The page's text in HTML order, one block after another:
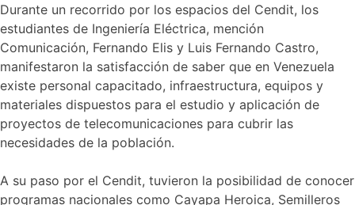
de
telecomunicaciones
Durante un recorrido por los espacios del Cendit, los
estudiantes de Ingeniería Eléctrica, mención
Comunicación, Fernando Elis y Luis Fernando Castro,
manifestaron la satisfacción de saber que en Venezuela
existe personal capacitado, infraestructura, equipos y
materiales dispuestos para el estudio y aplicación de
proyectos de telecomunicaciones para cubrir las
necesidades de la población.
A su paso por el Cendit, tuvieron la posibilidad de conocer
programas nacionales como Cayapa Heroica, Semilleros